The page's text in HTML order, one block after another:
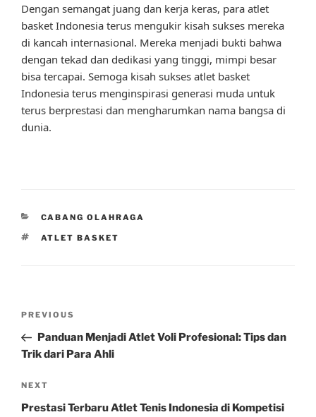
Dengan semangat juang dan kerja keras, para atlet
basket Indonesia terus mengukir kisah sukses mereka
di kancah internasional. Mereka menjadi bukti bahwa
dengan tekad dan dedikasi yang tinggi, mimpi besar
bisa tercapai. Semoga kisah sukses atlet basket
Indonesia terus menginspirasi generasi muda untuk
terus berprestasi dan mengharumkan nama bangsa di
dunia.
CATEGORIES
CABANG OLAHRAGA
TAGS
ATLET BASKET
Previous
Post
PREVIOUS
Panduan Menjadi Atlet Voli Profesional: Tips dan
Trik dari Para Ahli
Next
Post
NEXT
Prestasi Terbaru Atlet Tenis Indonesia di Kompetisi